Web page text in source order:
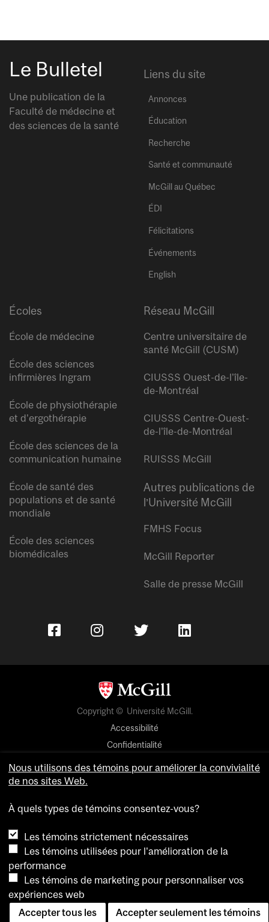
Le Bulletel
Une publication de la
Faculté de médecine et
des sciences de la santé
Liens du site
Annonces
Éducation
Recherche
Santé et communauté
McGill au Québec
ÉDI
Félicitations
Événements
English
Écoles
École de médecine
École des sciences
infirmières Ingram
École de physiothérapie
et d’ergothérapie
École des sciences de la
communication humaine
École de santé des
populations et de santé
mondiale
École des sciences
biomédicales
Réseau McGill
Centre universitaire de
santé McGill (CUSM)
CIUSSS Ouest-de-l’île-
de-Montréal
CIUSSS Centre-Ouest-
de-l’île-de-Montréal
RUISSS McGill
Autres publications de
l’Université McGill
FMHS Focus
McGill Reporter
Salle de presse McGill
Copyright © Université McGill.
Accessibilité
Confidentialité
Paramètres des témoins
Pour nous joindre
Nous utilisons des témoins pour améliorer la convivialité
de nos sites Web.
À quels types de témoins consentez-vous?
Les témoins strictement nécessaires
Les témoins utilisées pour l'amélioration de la
performance
Les témoins de marketing pour personnaliser vos
expériences web
Accepter tous les
Accepter seulement les témoins